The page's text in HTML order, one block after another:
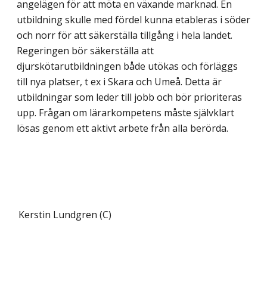
angelägen för att möta en växande marknad. En
utbildning skulle med fördel kunna etableras i söder
och norr för att säkerställa tillgång i hela landet.
Regeringen bör säkerställa att
djurskötarutbildningen både utökas och förläggs
till nya platser, t ex i Skara och Umeå. Detta är
utbildningar som leder till jobb och bör prioriteras
upp. Frågan om lärarkompetens måste självklart
lösas genom ett aktivt arbete från alla berörda.
Kerstin Lundgren (C)